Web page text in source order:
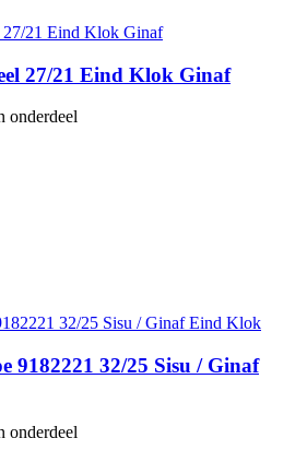
27/21 Eind Klok Ginaf
onderdeel
9182221 32/25 Sisu / Ginaf
onderdeel